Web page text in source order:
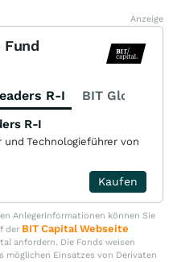
Anzeige
Fund
R-I BIT Global
R-I
Technologieführer von
Kaufen
Anlegerinformationen können Sie
der BIT Capital Webseite
anfordern. Die Fonds weisen
möglichen Einsatzes von Derivaten